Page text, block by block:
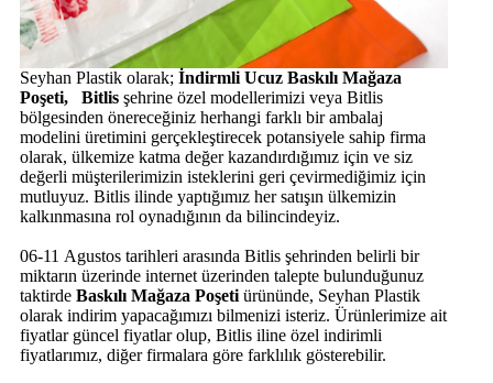
Seyhan Plastik olarak; İndirmli Ucuz Baskılı Mağaza
Poşeti, Bitlis şehrine özel modellerimizi veya Bitlis
bölgesinden önereceğiniz herhangi farklı bir ambalaj
modelini üretimini gerçekleştirecek potansiyele sahip firma
olarak, ülkemize katma değer kazandırdığımız için ve siz
değerli müşterilerimizin isteklerini geri çevirmediğimiz için
mutluyuz. Bitlis ilinde yaptığımız her satışın ülkemizin
kalkınmasına rol oynadığının da bilincindeyiz.
06-11 Agustos tarihleri arasında Bitlis şehrinden belirli bir
miktarın üzerinde internet üzerinden talepte bulunduğunuz
taktirde Baskılı Mağaza Poşeti ürününde, Seyhan Plastik
olarak indirim yapacağımızı bilmenizi isteriz. Ürünlerimize ait
fiyatlar güncel fiyatlar olup, Bitlis iline özel indirimli
fiyatlarımız, diğer firmalara göre farklılık gösterebilir.